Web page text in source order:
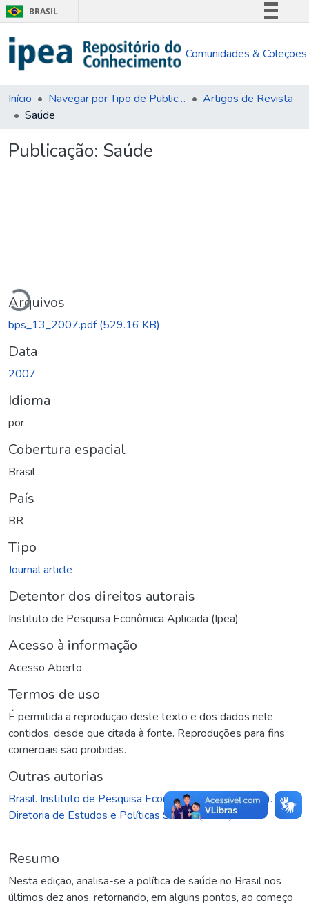
BRASIL
Comunica BR
Acesso à informação
Comunidades & Coleções
Início Navegar por Tipo de Publicação
Artigos de Revista
Saúde
Publicação: Saúde
Carregando...
Arquivos
bps_13_2007.pdf(529.16 KB)
Data
2007
Idioma
por
Cobertura espacial
Brasil
País
BR
Tipo
Journal article
Detentor dos direitos autorais
Instituto de Pesquisa Econômica Aplicada (Ipea)
Acesso à informação
Acesso Aberto
Termos de uso
É permitida a reprodução deste texto e dos dados nele
contidos, desde que citada à fonte. Reproduções para fins
comerciais são proibidas.
Outras autorias
Brasil. Instituto de Pesquisa Econômica Aplicada (Ipea).
Diretoria de Estudos e Políticas Sociais (Disoc)
Resumo
Nesta edição, analisa-se a política de saúde no Brasil nos
últimos dez anos, retornando, em alguns pontos, ao começo